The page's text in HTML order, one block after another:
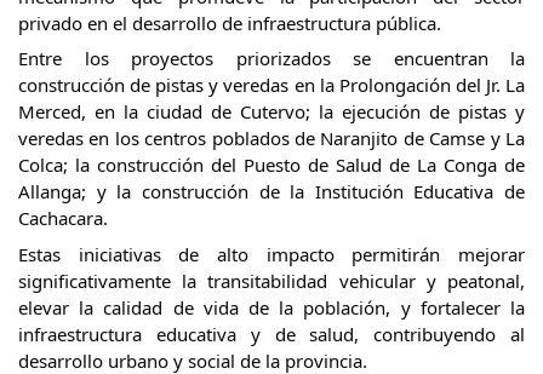
privado en el desarrollo de infraestructura pública.
Entre los proyectos priorizados se encuentran la
construcción de pistas y veredas en la Prolongación del Jr. La
Merced, en la ciudad de Cutervo; la ejecución de pistas y
veredas en los centros poblados de Naranjito de Camse y La
Colca; la construcción del Puesto de Salud de La Conga de
Allanga; y la construcción de la Institución Educativa de
Cachacara.
Estas iniciativas de alto impacto permitirán mejorar
significativamente la transitabilidad vehicular y peatonal,
elevar la calidad de vida de la población, y fortalecer la
infraestructura educativa y de salud, contribuyendo al
desarrollo urbano y social de la provincia.